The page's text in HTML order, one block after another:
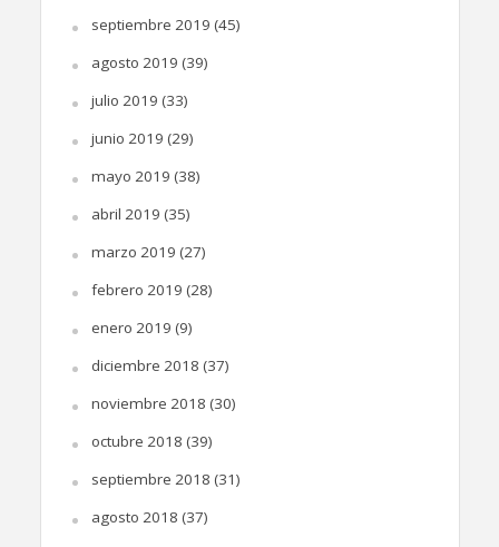
septiembre 2019 (45)
agosto 2019 (39)
julio 2019 (33)
junio 2019 (29)
mayo 2019 (38)
abril 2019 (35)
marzo 2019 (27)
febrero 2019 (28)
enero 2019 (9)
diciembre 2018 (37)
noviembre 2018 (30)
octubre 2018 (39)
septiembre 2018 (31)
agosto 2018 (37)